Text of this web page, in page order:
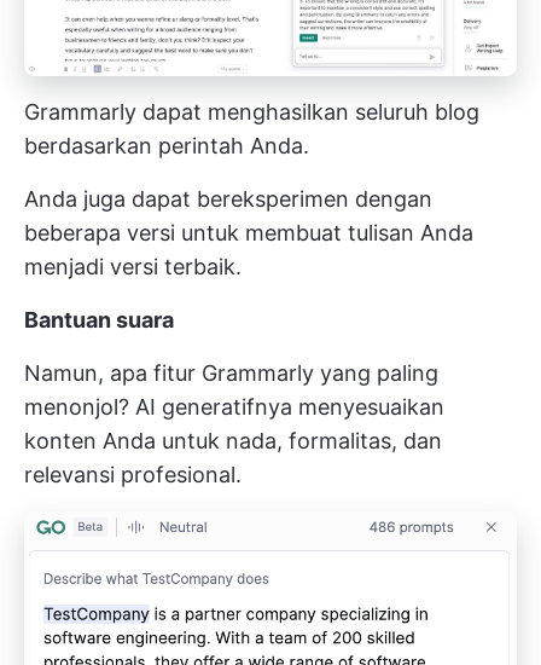
Grammarly dapat menghasilkan seluruh blog
berdasarkan perintah Anda.
Anda juga dapat bereksperimen dengan
beberapa versi untuk membuat tulisan Anda
menjadi versi terbaik.
Bantuan suara
Namun, apa fitur Grammarly yang paling
menonjol? AI generatifnya menyesuaikan
konten Anda untuk nada, formalitas, dan
relevansi profesional.